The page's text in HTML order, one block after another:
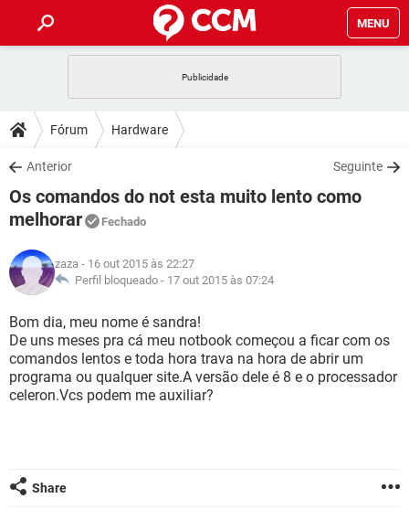
MENU
CELULAR
OUTLOOK
INSTAGRAM GMAIL
GUIA DE COMPRAS
DICAS
JOGOS
OUTLOOK
GUIA DE COMPRAS
DOWNLOADS
JOGOS WHATSAPP
CELULAR
OUTLOOK
INSTAGRAM
GUIA DE COMPRAS
FÓRUM
CELULAR FACEBOOK
INSTAGRAM GMAIL
GLOSSÁRIO
JOGOS
CELULAR
OUTLOOK EXCEL
INSTAGRAM GMAIL
Fórum Hardware
Anterior Seguinte
Os comandos do not esta muito lento como
melhorar
Fechado
zaza - 16 out 2015 às 22:27
Perfil bloqueado - 17 out 2015 às 07:24
Bom dia, meu nome é sandra!
De uns meses pra cá meu notbook começou a ficar com os
comandos lentos e toda hora trava na hora de abrir um
programa ou qualquer site.A versão dele é 8 e o processador
celeron.Vcs podem me auxiliar?
Share